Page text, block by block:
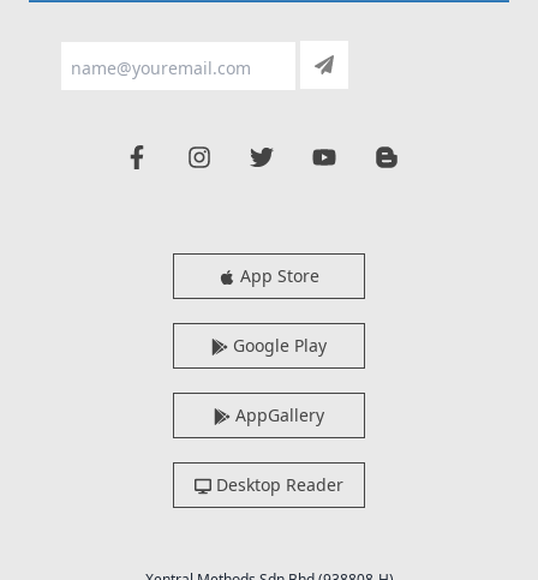
App Store
Google Play
AppGallery
Desktop Reader